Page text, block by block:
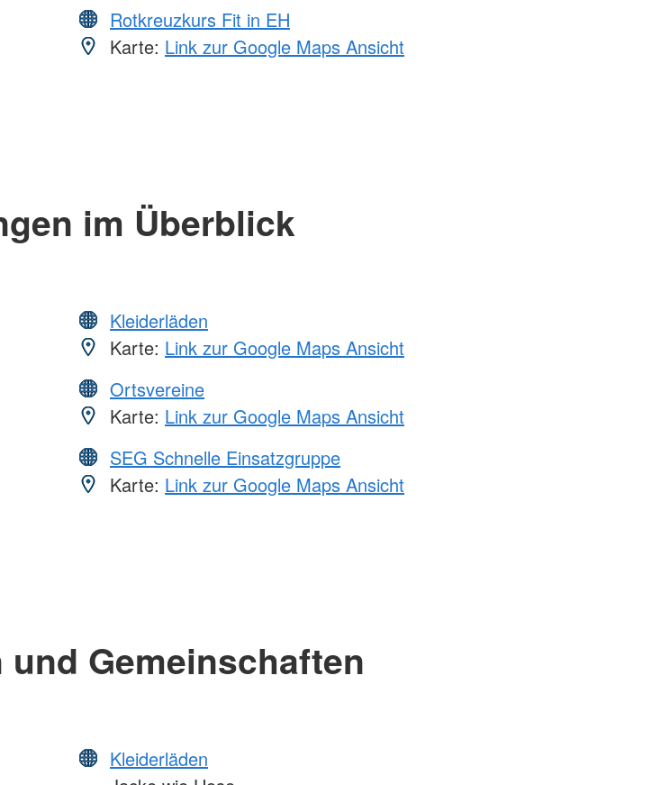
Rotkreuzkurs Fit in EH
Karte: Link zur Google Maps Ansicht
im Überblick
Kleiderläden
Karte: Link zur Google Maps Ansicht
Ortsvereine
Karte: Link zur Google Maps Ansicht
SEG Schnelle Einsatzgruppe
Karte: Link zur Google Maps Ansicht
Gemeinschaften
Kleiderläden